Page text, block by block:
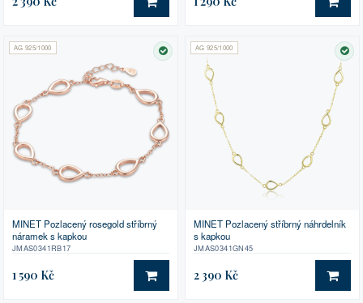
DO KOŠÍKU DO
AG 925/1000
SKLADEM
MINET Pozlacený rosegold stříbrný
náramek s kapkou
JMAS0341RB17
1 590 Kč DO KOŠÍKU
AG 925/1000
MINET Pozlacený stříbrný náhrdelník
s kapkou
JMAS0341GN45
2 390 Kč DO